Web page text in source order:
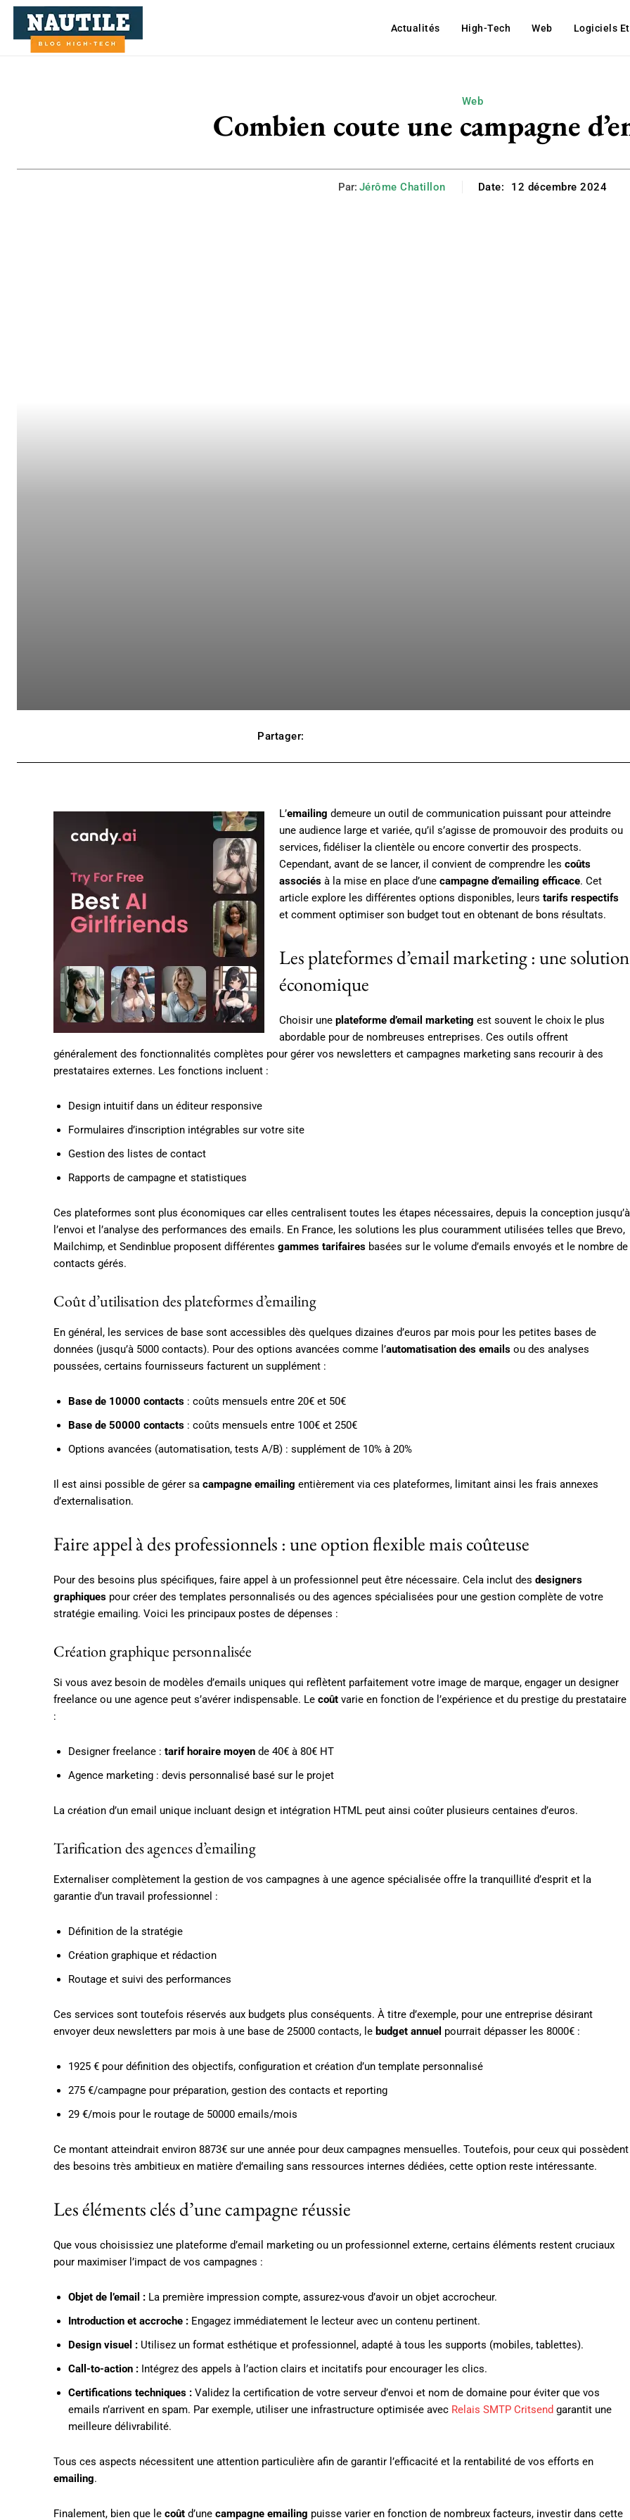
Actualités High-Tech Web Logiciels
Web
Combien coute une campagne
Par: Jérôme Chatillon Date: 12 décembre 2024
Partager:
L’emailing demeure un outil de communication puissant pour atteindre
une audience large et variée, qu’il s’agisse de promouvoir des produits ou
services, fidéliser la clientèle ou encore convertir des prospects.
Cependant, avant de se lancer, il convient de comprendre les coûts
associés à la mise en place d’une campagne d’emailing efficace. Cet
article explore les différentes options disponibles, leurs tarifs respectifs
et comment optimiser son budget tout en obtenant de bons résultats.
Les plateformes d’email marketing : une solution
économique
Choisir une plateforme d’email marketing est souvent le choix le plus
abordable pour de nombreuses entreprises. Ces outils offrent
généralement des fonctionnalités complètes pour gérer vos newsletters et campagnes marketing sans recourir à des
prestataires externes. Les fonctions incluent :
Design intuitif dans un éditeur responsive
Formulaires d’inscription intégrables sur votre site
Gestion des listes de contact
Rapports de campagne et statistiques
Ces plateformes sont plus économiques car elles centralisent toutes les étapes nécessaires, depuis la conception jusqu’à
l’envoi et l’analyse des performances des emails. En France, les solutions les plus couramment utilisées telles que Brevo,
Mailchimp, et Sendinblue proposent différentes gammes tarifaires basées sur le volume d’emails envoyés et le nombre de
contacts gérés.
Coût d’utilisation des plateformes d’emailing
En général, les services de base sont accessibles dès quelques dizaines d’euros par mois pour les petites bases de
données (jusqu’à 5000 contacts). Pour des options avancées comme l’automatisation des emails ou des analyses
poussées, certains fournisseurs facturent un supplément :
Base de 10000 contacts : coûts mensuels entre 20€ et 50€
Base de 50000 contacts : coûts mensuels entre 100€ et 250€
Options avancées (automatisation, tests A/B) : supplément de 10% à 20%
Il est ainsi possible de gérer sa campagne emailing entièrement via ces plateformes, limitant ainsi les frais annexes
d’externalisation.
Faire appel à des professionnels : une option flexible mais coûteuse
Pour des besoins plus spécifiques, faire appel à un professionnel peut être nécessaire. Cela inclut des designers
graphiques pour créer des templates personnalisés ou des agences spécialisées pour une gestion complète de votre
stratégie emailing. Voici les principaux postes de dépenses :
Création graphique personnalisée
Si vous avez besoin de modèles d’emails uniques qui reflètent parfaitement votre image de marque, engager un designer
freelance ou une agence peut s’avérer indispensable. Le coût varie en fonction de l’expérience et du prestige du prestataire
:
Designer freelance : tarif horaire moyen de 40€ à 80€ HT
Agence marketing : devis personnalisé basé sur le projet
La création d’un email unique incluant design et intégration HTML peut ainsi coûter plusieurs centaines d’euros.
Tarification des agences d’emailing
Externaliser complètement la gestion de vos campagnes à une agence spécialisée offre la tranquillité d’esprit et la
garantie d’un travail professionnel :
Définition de la stratégie
Création graphique et rédaction
Routage et suivi des performances
Ces services sont toutefois réservés aux budgets plus conséquents. À titre d’exemple, pour une entreprise désirant
envoyer deux newsletters par mois à une base de 25000 contacts, le budget annuel pourrait dépasser les 8000€ :
1925 € pour définition des objectifs, configuration et création d’un template personnalisé
275 €/campagne pour préparation, gestion des contacts et reporting
29 €/mois pour le routage de 50000 emails/mois
Ce montant atteindrait environ 8873€ sur une année pour deux campagnes mensuelles. Toutefois, pour ceux qui possèdent
des besoins très ambitieux en matière d’emailing sans ressources internes dédiées, cette option reste intéressante.
Les éléments clés d’une campagne réussie
Que vous choisissiez une plateforme d’email marketing ou un professionnel externe, certains éléments restent cruciaux
pour maximiser l’impact de vos campagnes :
Objet de l’email : La première impression compte, assurez-vous d’avoir un objet accrocheur.
Introduction et accroche : Engagez immédiatement le lecteur avec un contenu pertinent.
Design visuel : Utilisez un format esthétique et professionnel, adapté à tous les supports (mobiles, tablettes).
Call-to-action : Intégrez des appels à l’action clairs et incitatifs pour encourager les clics.
Certifications techniques : Validez la certification de votre serveur d’envoi et nom de domaine pour éviter que vos
emails n’arrivent en spam. Par exemple, utiliser une infrastructure optimisée avec Relais SMTP Critsend garantit une
meilleure délivrabilité.
Tous ces aspects nécessitent une attention particulière afin de garantir l’efficacité et la rentabilité de vos efforts en
emailing.
Finalement, bien que le coût d’une campagne emailing puisse varier en fonction de nombreux facteurs, investir dans cette